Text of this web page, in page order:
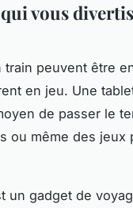
vous
peuvent être
en jeu. Une
de passer le
ou même des jeux
un gadget de